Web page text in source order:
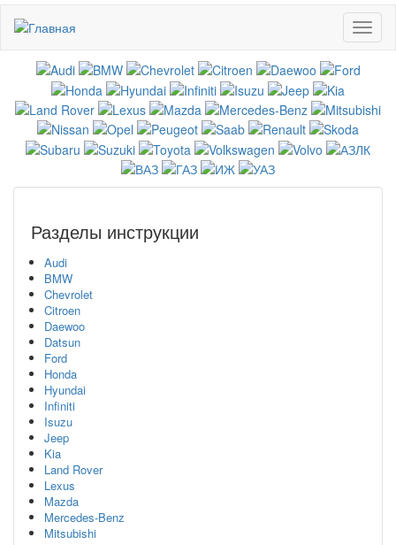
основному
содержанию
Разделы инструкции
Audi
BMW
Chevrolet
Citroen
Daewoo
Datsun
Ford
Honda
Hyundai
Infiniti
Isuzu
Jeep
Kia
Land Rover
Lexus
Mazda
Mercedes-Benz
Mitsubishi